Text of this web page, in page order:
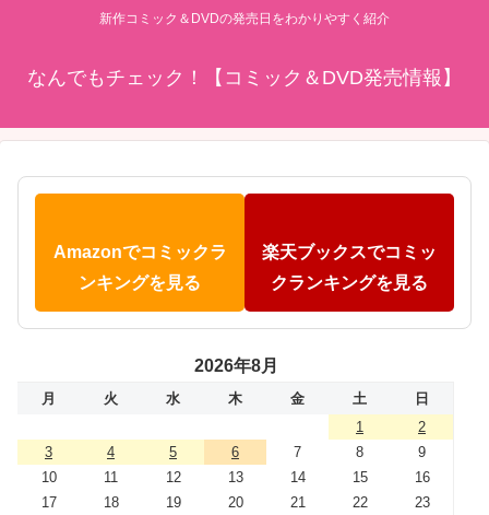
新作コミック＆DVDの発売日をわかりやすく紹介
なんでもチェック！【コミック＆DVD発売情報】
Amazonでコミックラ
ンキングを見る
楽天ブックスでコミッ
クランキングを見る
2026年8月
月 火 水 木 金 土
日
1
2
3
4 5 6 7 8
9
10
11 12 13 14 15
16
17
18 19 20 21 22
23